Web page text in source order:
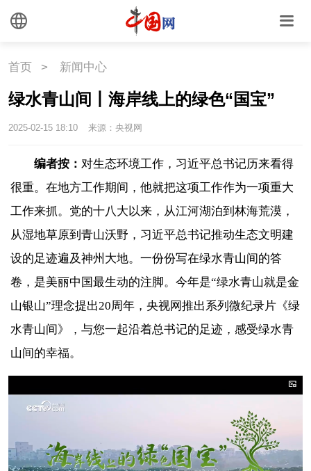
首页 > 新闻中心
绿水青山间丨海岸线上的绿色“国宝”
2025-02-15 18:10 来源：央视网
编者按： 对生态环境工作，习近平总书记历来看得
很重。在地方工作期间，他就把这项工作作为一项重大
工作来抓。党的十八大以来，从江河湖泊到林海荒漠，
从湿地草原到青山沃野，习近平总书记推动生态文明建
设的足迹遍及神州大地。一份份写在绿水青山间的答
卷，是美丽中国最生动的注脚。今年是“绿水青山就是金
山银山”理念提出20周年，央视网推出系列微纪录片《绿
水青山间》，与您一起沿着总书记的足迹，感受绿水青
山间的幸福。